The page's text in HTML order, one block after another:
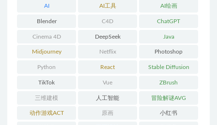
AI AI工具 AI绘画
Blender C4D ChatGPT
Cinema 4D DeepSeek Java
Midjourney Netflix Photoshop
Python React Stable Diffusion
TikTok Vue ZBrush
三维建模 人工智能 冒险解谜AVG
动作游戏ACT 原画 小红书